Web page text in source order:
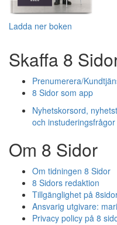
Ladda ner boken
Skaffa 8
Prenumerera/
8 Sidor som app
Nyhetskorsord,
och
Om 8 Sidor
Om tidningen 8 Sidor
8 Sidors redaktion
Tillgänglighet på
Ansvarig utgivare:
Privacy policy på 8